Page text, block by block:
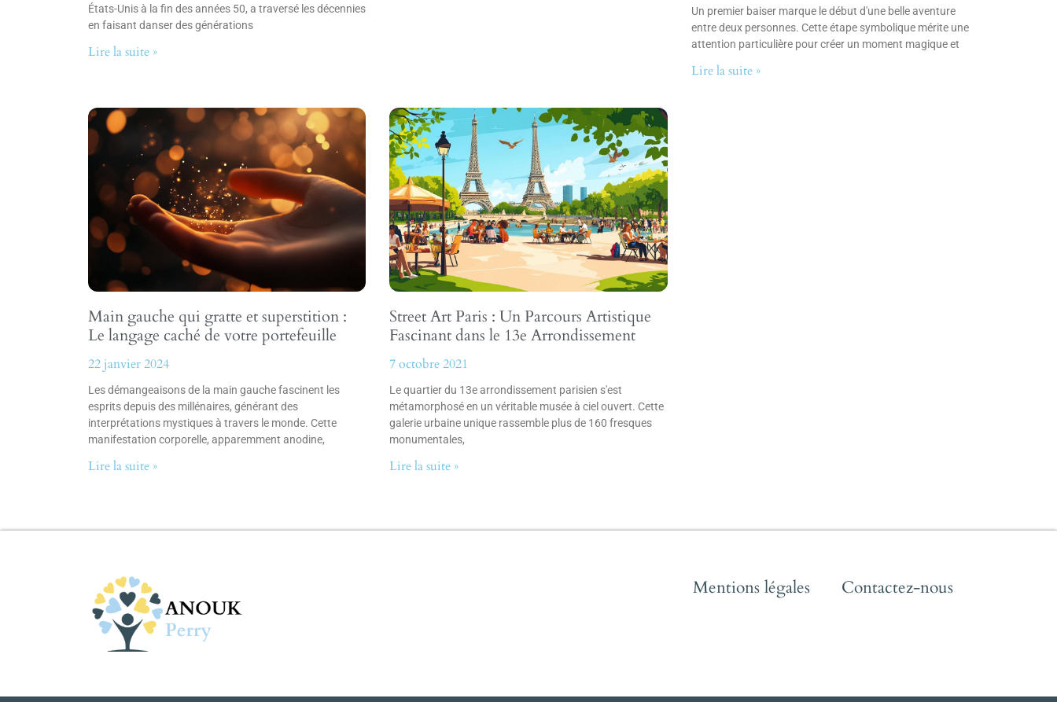
États-Unis à la fin des années 50, a traversé les décennies
en faisant danser des générations
Lire la suite »
Un premier baiser marque le début d'une belle aventure
entre deux personnes. Cette étape symbolique mérite une
attention particulière pour créer un moment magique et
Lire la suite »
Main gauche qui gratte et superstition :
Le langage caché de votre portefeuille
22 janvier 2024
Les démangeaisons de la main gauche fascinent les
esprits depuis des millénaires, générant des
interprétations mystiques à travers le monde. Cette
manifestation corporelle, apparemment anodine,
Lire la suite »
Street Art Paris : Un Parcours Artistique
Fascinant dans le 13e Arrondissement
7 octobre 2021
Le quartier du 13e arrondissement parisien s'est
métamorphosé en un véritable musée à ciel ouvert. Cette
galerie urbaine unique rassemble plus de 160 fresques
monumentales,
Lire la suite »
Mentions légales Contactez-nous